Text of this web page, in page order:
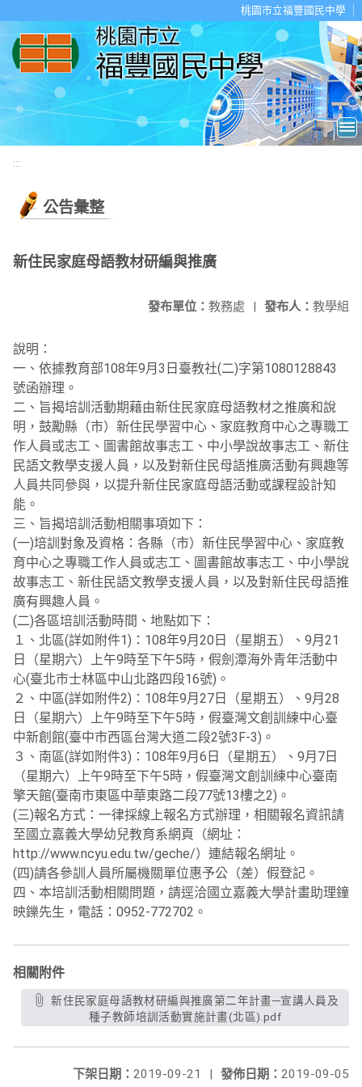
桃園市立福豐國民中學
:::
公告彙整
新住民家庭母語教材研編與推廣
發布人： 教學組
發布單位： 教務處 |
說明：
一、依據教育部108年9月3日臺教社(二)字第1080128843
號函辦理。
二、旨揭培訓活動期藉由新住民家庭母語教材之推廣和說
明，鼓勵縣（市）新住民學習中心、家庭教育中心之專職工
作人員或志工、圖書館故事志工、中小學說故事志工、新住
民語文教學支援人員，以及對新住民母語推廣活動有興趣等
人員共同參與，以提升新住民家庭母語活動或課程設計知
能。
三、旨揭培訓活動相關事項如下：
(一)培訓對象及資格：各縣（市）新住民學習中心、家庭教
育中心之專職工作人員或志工、圖書館故事志工、中小學說
故事志工、新住民語文教學支援人員，以及對新住民母語推
廣有興趣人員。
(二)各區培訓活動時間、地點如下：
１、北區(詳如附件1)：108年9月20日（星期五）、9月21
日（星期六）上午9時至下午5時，假劍潭海外青年活動中
心(臺北市士林區中山北路四段16號)。
２、中區(詳如附件2)：108年9月27日（星期五）、9月28
日（星期六）上午9時至下午5時，假臺灣文創訓練中心臺
中新創館(臺中市西區台灣大道二段2號3F-3)。
３、南區(詳如附件3)：108年9月6日（星期五）、9月7日
（星期六）上午9時至下午5時，假臺灣文創訓練中心臺南
擎天館(臺南市東區中華東路二段77號13樓之2)。
(三)報名方式：一律採線上報名方式辦理，相關報名資訊請
至國立嘉義大學幼兒教育系網頁（網址：
http://www.ncyu.edu.tw/geche/）連結報名網址。
(四)請各參訓人員所屬機關單位惠予公（差）假登記。
四、本培訓活動相關問題，請逕洽國立嘉義大學計畫助理鐘
映鑠先生，電話：0952-772702。
相關附件
新住民家庭母語教材研編與推廣第二年計畫─宣講人員及
種子教師培訓活動實施計畫(北區).pdf
發佈日期： 2019-09-05
下架日期： 2019-09-21 |